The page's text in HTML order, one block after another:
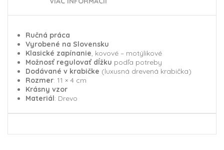
Ručná práca
Vyrobené na Slovensku
Klasické zapínanie, kovové – motýlikové
Možnosť regulovať dĺžku podľa potreby
Dodávané v krabičke (luxusná drevená krabička)
Rozmer: 11 × 4 cm
Krásny vzor
Materiál: Drevo